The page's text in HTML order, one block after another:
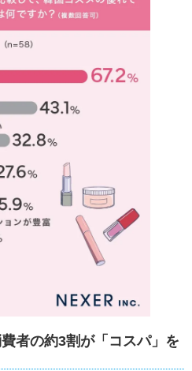
者の約3割が「コスパ」を